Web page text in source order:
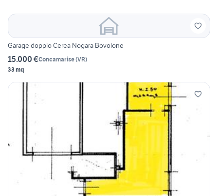
Garage doppio Cerea Nogara Bovolone
15.000 €Concamarise(VR)
33 mq